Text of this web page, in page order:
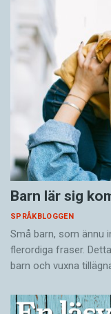
Barn lär sig
SPRÅKBLOGGEN
Små barn, som ännu
flerordiga fraser.
barn och vuxna